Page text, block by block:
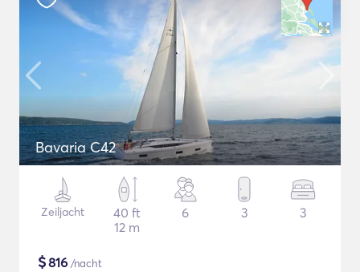
Bavaria C42
Zeiljacht
40 ft
12 m
6 3 3
$816 /nacht